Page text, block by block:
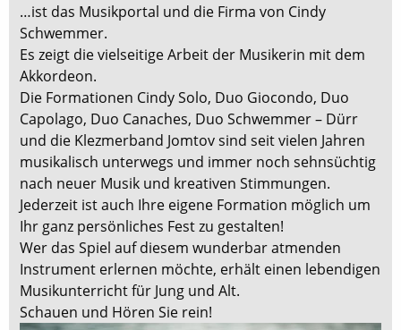
…ist das Musikportal und die Firma von Cindy
Schwemmer.
Es zeigt die vielseitige Arbeit der Musikerin mit dem
Akkordeon.
Die Formationen Cindy Solo, Duo Giocondo, Duo
Capolago, Duo Canaches, Duo Schwemmer – Dürr
und die Klezmerband Jomtov sind seit vielen Jahren
musikalisch unterwegs und immer noch sehnsüchtig
nach neuer Musik und kreativen Stimmungen.
Jederzeit ist auch Ihre eigene Formation möglich um
Ihr ganz persönliches Fest zu gestalten!
Wer das Spiel auf diesem wunderbar atmenden
Instrument erlernen möchte, erhält einen lebendigen
Musikunterricht für Jung und Alt.
Schauen und Hören Sie rein!